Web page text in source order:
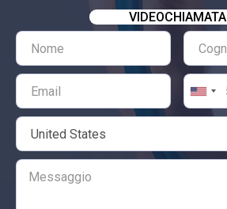
VIDEOCHIAMATA